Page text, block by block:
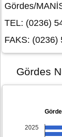
Gördes/
TEL: (0236)
FAKS: (0236)
Gördes
2025